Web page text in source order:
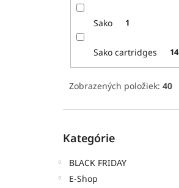
Sako 1
Sako cartridges 14
Zobrazených položiek: 40
kategórie
Kategórie
BLACK FRIDAY
E-Shop